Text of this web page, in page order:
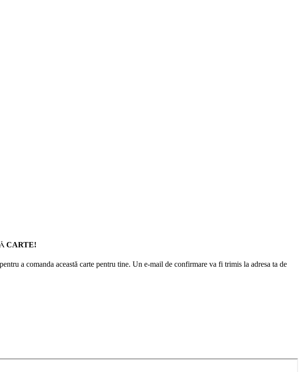
CARTE!
a comanda această carte pentru tine. Un e-mail de confirmare va fi trimis la adresa ta de